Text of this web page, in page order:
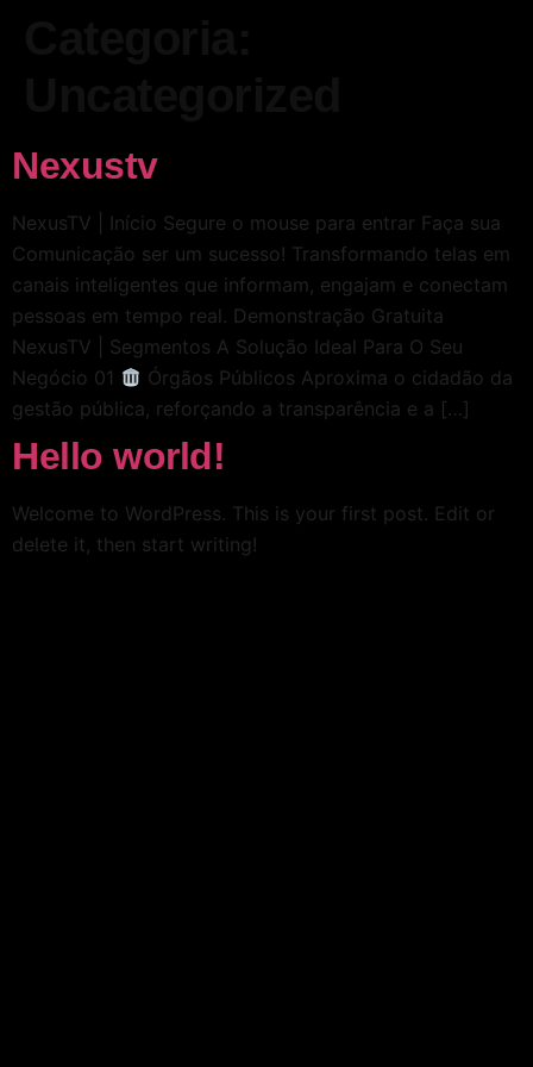
Nexustv
NexusTV | Início Segure o mouse para entrar Faça sua
Comunicação ser um sucesso! Transformando telas em
canais inteligentes que informam, engajam e conectam
pessoas em tempo real. Demonstração Gratuita
NexusTV | Segmentos A Solução Ideal Para O Seu
Negócio 01
Órgãos Públicos Aproxima o cidadão da
gestão pública, reforçando a transparência e a […]
Hello world!
Welcome to WordPress. This is your first post. Edit or
delete it, then start writing!